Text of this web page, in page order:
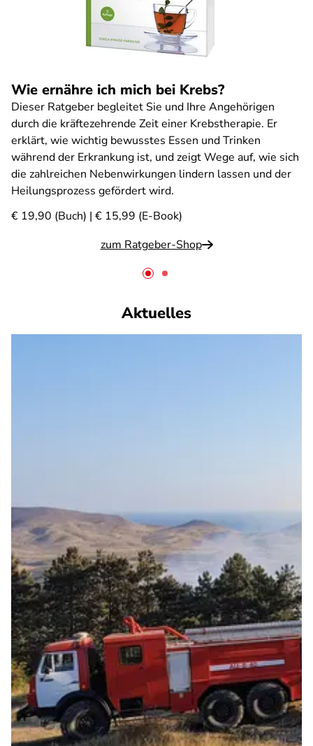
Wie ernähre ich mich bei Krebs?
Dieser Ratgeber begleitet Sie und Ihre Angehörigen
durch die kräftezehrende Zeit einer Krebstherapie. Er
erklärt, wie wichtig bewusstes Essen und Trinken
während der Erkrankung ist, und zeigt Wege auf, wie sich
die zahlreichen Nebenwirkungen lindern lassen und der
Heilungsprozess gefördert wird.
€ 19,90 (Buch) | € 15,99 (E-Book)
zum Ratgeber-Shop
Aktuelles